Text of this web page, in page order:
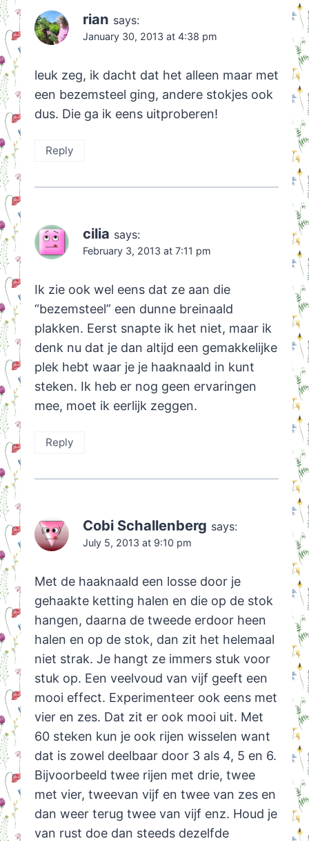
rian says:
January 30, 2013 at 4:38 pm
leuk zeg, ik dacht dat het alleen maar met
een bezemsteel ging, andere stokjes ook
dus. Die ga ik eens uitproberen!
Reply
cilia says:
February 3, 2013 at 7:11 pm
Ik zie ook wel eens dat ze aan die
“bezemsteel” een dunne breinaald
plakken. Eerst snapte ik het niet, maar ik
denk nu dat je dan altijd een gemakkelijke
plek hebt waar je je haaknaald in kunt
steken. Ik heb er nog geen ervaringen
mee, moet ik eerlijk zeggen.
Reply
Cobi Schallenberg says:
July 5, 2013 at 9:10 pm
Met de haaknaald een losse door je
gehaakte ketting halen en die op de stok
hangen, daarna de tweede erdoor heen
halen en op de stok, dan zit het helemaal
niet strak. Je hangt ze immers stuk voor
stuk op. Een veelvoud van vijf geeft een
mooi effect. Experimenteer ook eens met
vier en zes. Dat zit er ook mooi uit. Met
60 steken kun je ook rijen wisselen want
dat is zowel deelbaar door 3 als 4, 5 en 6.
Bijvoorbeeld twee rijen met drie, twee
met vier, tweevan vijf en twee van zes en
dan weer terug twee van vijf enz. Houd je
van rust doe dan steeds dezelfde